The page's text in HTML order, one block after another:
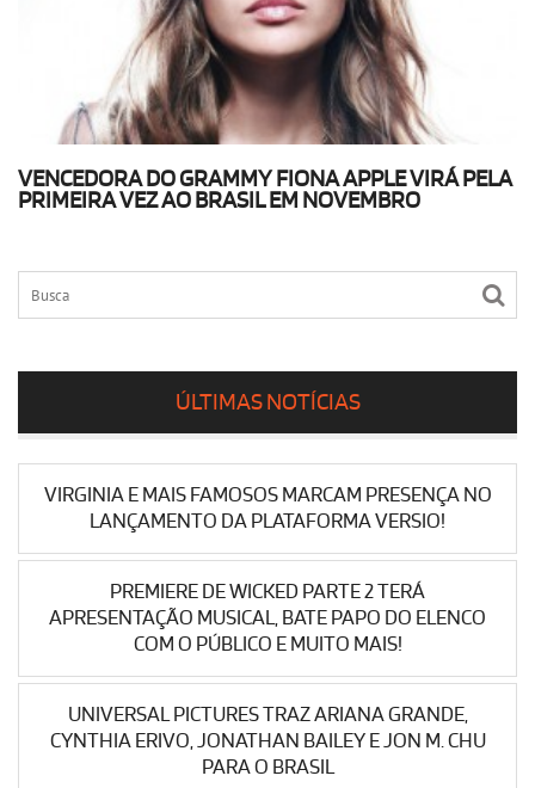
VENCEDORA DO GRAMMY FIONA APPLE VIRÁ PELA
PRIMEIRA VEZ AO BRASIL EM NOVEMBRO
ÚLTIMAS NOTÍCIAS
VIRGINIA E MAIS FAMOSOS MARCAM PRESENÇA NO
LANÇAMENTO DA PLATAFORMA VERSIO!
PREMIERE DE WICKED PARTE 2 TERÁ
APRESENTAÇÃO MUSICAL, BATE PAPO DO ELENCO
COM O PÚBLICO E MUITO MAIS!
UNIVERSAL PICTURES TRAZ ARIANA GRANDE,
CYNTHIA ERIVO, JONATHAN BAILEY E JON M. CHU
PARA O BRASIL